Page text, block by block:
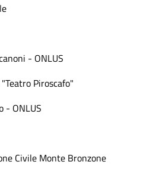
- ONLUS
Piroscafo"
- ONLUS
Civile Monte Bronzone